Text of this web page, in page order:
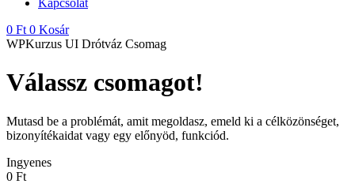
Kapcsolat
0 Ft 0 Kosár
WPKurzus UI Drótváz Csomag
Válassz csomagot!
Mutasd be a problémát, amit megoldasz, emeld ki a célközönséget,
bizonyítékaidat vagy egy előnyöd, funkciód.
Ingyenes
0 Ft